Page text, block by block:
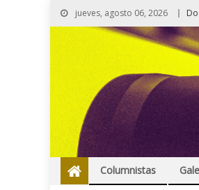
jueves, agosto 06, 2026
Columnistas